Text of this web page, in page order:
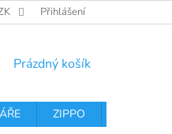
OCHRANY OSOBNÍCH
Přihlášení
NÁKUPNÍ
Prázdný košík
ZIPPO